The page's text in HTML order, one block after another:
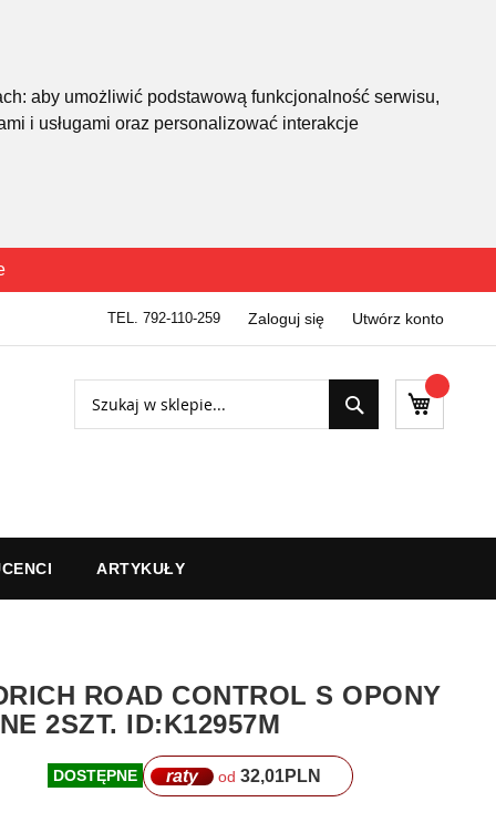
aby umożliwić podstawową funkcjonalność serwisu,
i usługami oraz personalizować interakcje
TEL. 792-110-259 Zaloguj się Utwórz konto
Mój
Szukaj
ARTYKUŁY
ROAD CONTROL S OPONY
2SZT. ID:K12957M
DOSTĘPNE raty od 32,01PLN